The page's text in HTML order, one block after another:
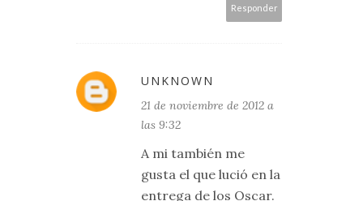
Responder
UNKNOWN
21 de noviembre de 2012 a
las 9:32
A mi también me
gusta el que lució en la
entrega de los Oscar.